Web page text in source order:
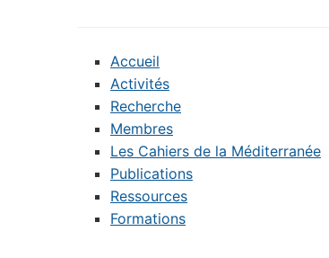
Accueil
Activités
Recherche
Membres
Les Cahiers de la Méditerranée
Publications
Ressources
Formations